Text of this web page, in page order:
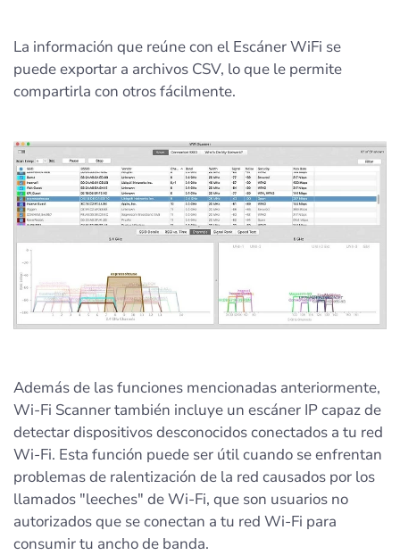
La información que reúne con el Escáner WiFi se
puede exportar a archivos CSV, lo que le permite
compartirla con otros fácilmente.
Además de las funciones mencionadas anteriormente,
Wi-Fi Scanner también incluye un escáner IP capaz de
detectar dispositivos desconocidos conectados a tu red
Wi-Fi. Esta función puede ser útil cuando se enfrentan
problemas de ralentización de la red causados por los
llamados "leeches" de Wi-Fi, que son usuarios no
autorizados que se conectan a tu red Wi-Fi para
consumir tu ancho de banda.